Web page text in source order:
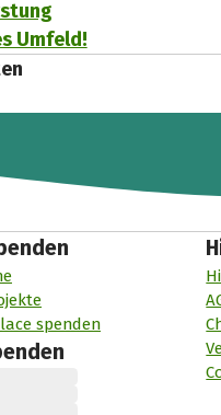
Umfeld!
spenden